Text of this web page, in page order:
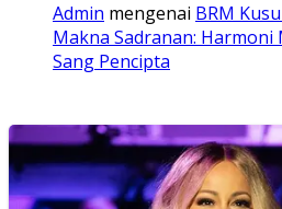
Admin mengenai BRM
Makna Sadranan: Harmoni
Sang Pencipta